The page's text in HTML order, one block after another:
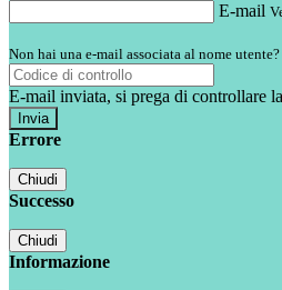
E-mail
Non hai una e-mail associata al nome
E-mail inviata, si prega di controllare
Errore
Chiudi
Successo
Chiudi
Informazione